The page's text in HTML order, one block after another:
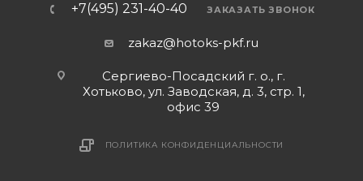
+7(495) 231-40-40 ЗАКАЗАТЬ ЗВОНОК
zakaz@hotoks-pkf.ru
Сергиево-Посадский г. о., г.
Хотьково, ул. Заводская, д. 3, стр. 1,
офис 39
ПОЛИТИКА КОНФИДЕНЦИАЛЬНОСТИ